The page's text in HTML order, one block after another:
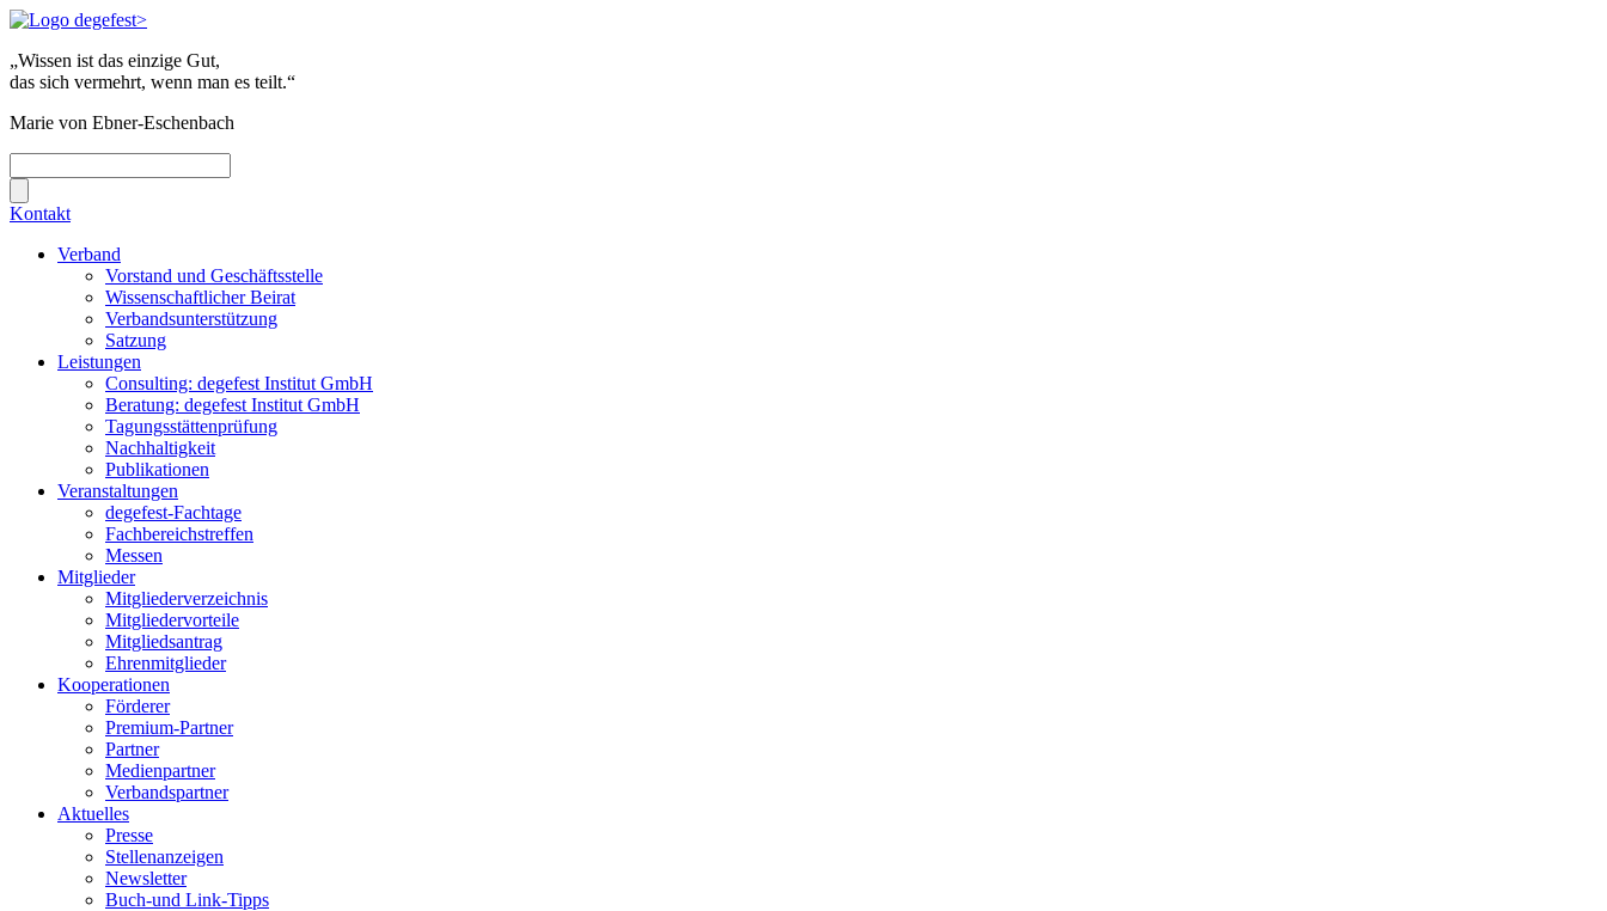
„Wissen ist das einzige Gut,
das sich vermehrt, wenn man es teilt.“
Marie von Ebner-Eschenbach
Kontakt
Verband
Vorstand und Geschäftsstelle
Wissenschaftlicher Beirat
Verbandsunterstützung
Satzung
Leistungen
Consulting: degefest Institut GmbH
Beratung: degefest Institut GmbH
Tagungsstättenprüfung
Nachhaltigkeit
Publikationen
Veranstaltungen
degefest-Fachtage
Fachbereichstreffen
Messen
Mitglieder
Mitgliederverzeichnis
Mitgliedervorteile
Mitgliedsantrag
Ehrenmitglieder
Kooperationen
Förderer
Premium-Partner
Partner
Medienpartner
Verbandspartner
Aktuelles
Presse
Stellenanzeigen
Newsletter
Buch-und Link-Tipps